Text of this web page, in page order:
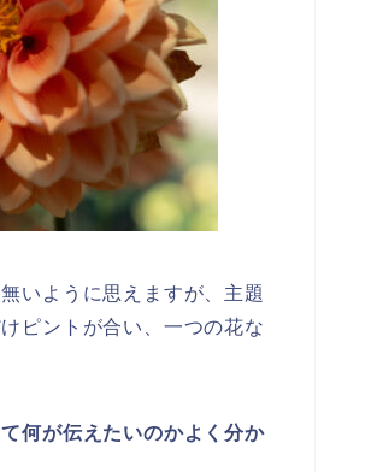
いように思えますが、主題
ピントが合い、一つの花な
何が伝えたいのかよく分か